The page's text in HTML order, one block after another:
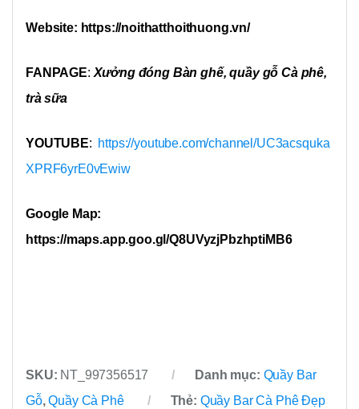
Website: https://noithatthoithuong.vn/
FANPAGE: Xưởng đóng Bàn ghế, quầy gỗ Cà phê,
trà sữa
YOUTUBE: https://youtube.com/channel/UC3acsquka
XPRF6yrE0vEwiw
Google Map:
https://maps.app.goo.gl/Q8UVyzjPbzhptiMB6
SKU: NT_997356517 Danh mục: Quầy Bar
Gỗ,Quầy Cà Phê Thẻ: Quầy Bar Cà Phê Đẹp